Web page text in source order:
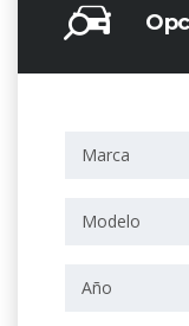
Marca
Modelo
Año